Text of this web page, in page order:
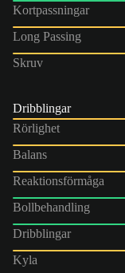
Kortpassningar
Long Passing
Skruv
Dribblingar
Rörlighet
Balans
Reaktionsförmåga
Bollbehandling
Dribblingar
Kyla